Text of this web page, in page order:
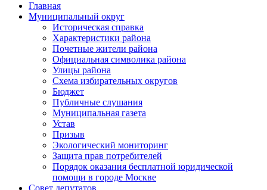
Главная
Муниципальный округ
Историческая справка
Характеристики района
Почетные жители района
Официальная символика района
Улицы района
Схема избирательных округов
Бюджет
Публичные слушания
Муниципальная газета
Устав
Призыв
Экологический мониторинг
Защита прав потребителей
Порядок оказания бесплатной юридической
помощи в городе Москве
Совет депутатов